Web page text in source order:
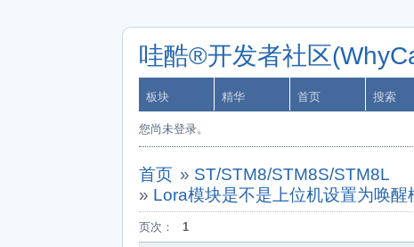
哇酷®开发者社区
板块 精华 首页 搜索
您尚未登录。
首页 » ST/STM8/STM8S/STM8L
» Lora模块是不是上位机设置为唤
页次： 1